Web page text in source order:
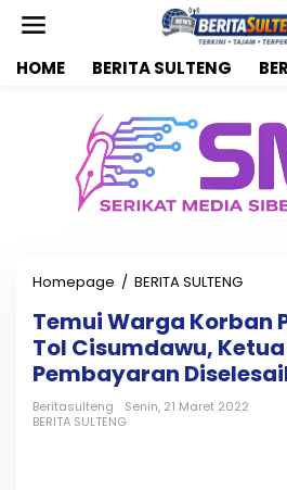
HOME BERITA SULTENG
Homepage / BERITA SULTENG
m
u
i
W
a
Temui Warga Korban
Tol Cisumdawu, Ketua
Pembayaran
Beritasulteng
Senin, 21 Maret 2022
BERITA SULTENG